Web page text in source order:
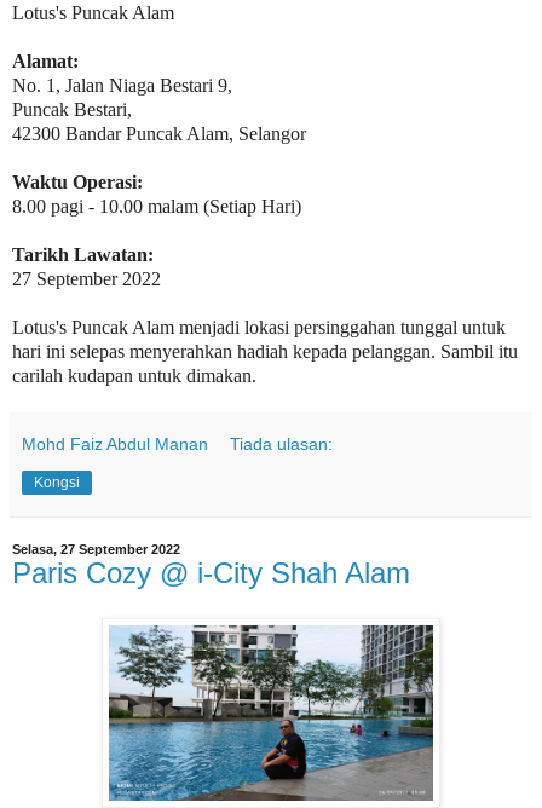
Lotus's Puncak Alam
Alamat:
No. 1, Jalan Niaga Bestari 9,
Puncak Bestari,
42300 Bandar Puncak Alam, Selangor
Waktu Operasi:
8.00 pagi - 10.00 malam (Setiap Hari)
Tarikh Lawatan:
27 September 2022
Lotus's Puncak Alam menjadi lokasi persinggahan tunggal untuk
hari ini selepas menyerahkan hadiah kepada pelanggan. Sambil itu
carilah kudapan untuk dimakan.
Mohd Faiz Abdul Manan Tiada ulasan:
Kongsi
Selasa, 27 September 2022
Paris Cozy @ i-City Shah Alam